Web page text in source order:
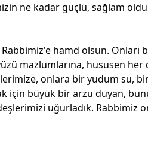
ne kadar güçlü, sağlam
hamd olsun. Onları
mazlumlarına, hususen
onlara bir yudum su,
için büyük bir arzu duyan,
uğurladık. Rabbimiz